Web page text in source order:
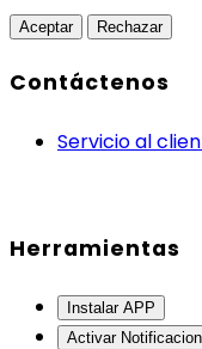
Aceptar Rechazar
Contáctenos
Servicio al
Herramientas
Instalar APP
Activar